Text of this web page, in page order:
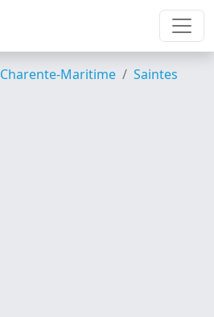
Charente-Maritime
Saintes